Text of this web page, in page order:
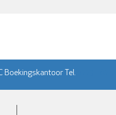
Boekingskantoor Tel.